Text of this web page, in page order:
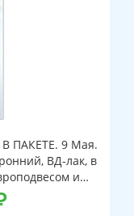
ПАКЕТЕ. 9 Мая.
ВД-лак, в
и